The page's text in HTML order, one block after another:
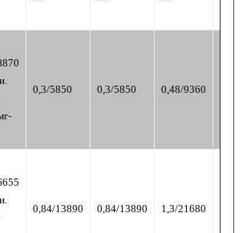
0,3/5850 0,3/5850 0,48/9360
0,84/13890 0,84/13890 1,3/21680